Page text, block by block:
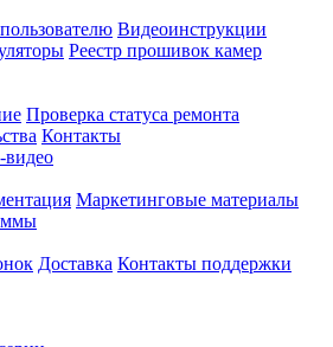
Видеоинструкции
Реестр прошивок камер
Проверка статуса ремонта
Контакты
Маркетинговые материалы
Доставка Контакты поддержки